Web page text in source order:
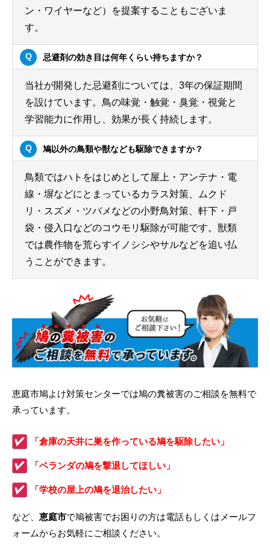
ン・ワイヤーなど）を提案することもございま
す。
忌避剤の効き目は何年くらい持ちますか？
当社が開発した忌避剤については、3年の保証期間
を設けています。鳥の味覚・触覚・臭覚・視覚と
学習能力に作用し、効果が長く持続します。
鳩以外の鳥類や獣なども駆除できますか？
鳥類ではハトをはじめとして屋上・アンテナ・電
線・塀などにとまっているカラス対策、ムクド
リ・スズメ・ツバメなどの小野鳥対策、軒下・戸
袋・侵入口などのコウモリ駆除が可能です。獣類
では農作物を荒らすイノシシやサルなどを追い払
うことができます。
恵庭市鳩よけ対策センターでは鳩の糞被害のご相談を無料で
承っています。
「倉庫の天井に巣を作っている鳩を駆除したい」
「ベランダの鳩を撃退してほしい」
「学校の屋上の鳩を退治したい」
など、 恵庭市で鳩被害でお困りの方は電話もしくはメールフ
ォームからお気軽にご相談ください。